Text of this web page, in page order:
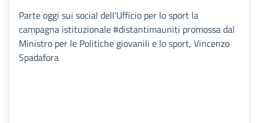
Parte oggi sui social dell'Ufficio per lo sport la
campagna istituzionale #distantimauniti promossa dal
Ministro per le Politiche giovanili e lo sport, Vincenzo
Spadafora